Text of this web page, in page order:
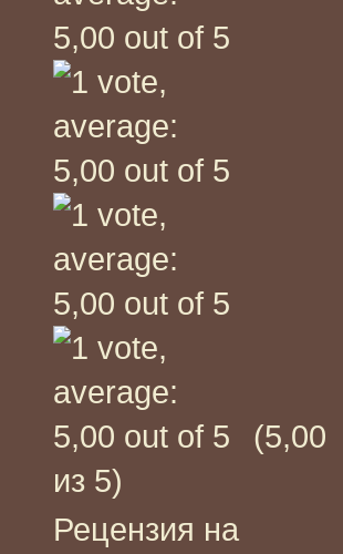
(5,00
из 5)
Рецензия на